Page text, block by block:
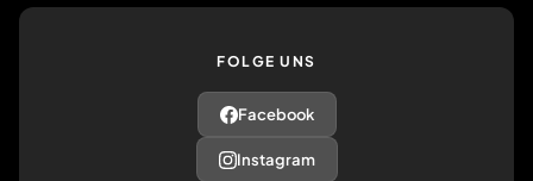
FOLGE UNS
Facebook
Instagram